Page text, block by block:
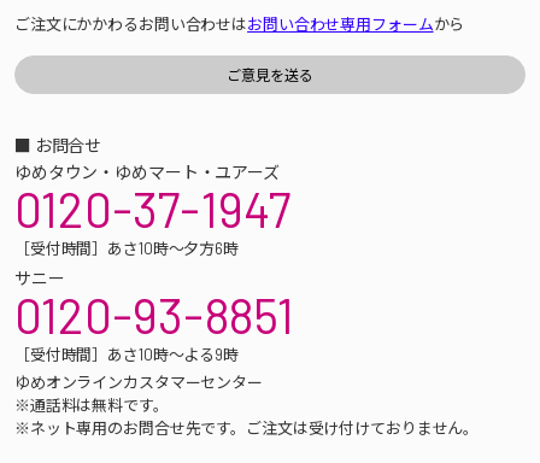
ご注文にかかわるお問い合わせはお問い合わせ専用フォームから
■ お問合せ
ゆめタウン・ゆめマート・ユアーズ
0120-37-1947
［受付時間］あさ10時～夕方6時
サニー
0120-93-8851
［受付時間］あさ10時～よる9時
ゆめオンラインカスタマーセンター
※通話料は無料です。
※ネット専用のお問合せ先です。ご注文は受け付けておりません。